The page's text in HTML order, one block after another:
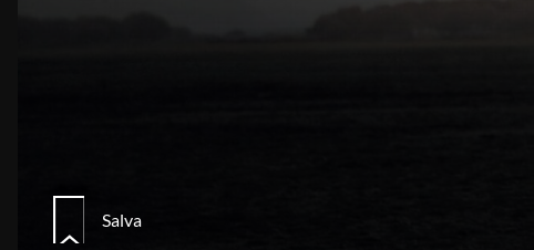
Salva